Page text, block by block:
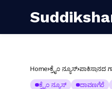
Home ಕ್ರೈಂ ನ್ಯೂಸ್ ಪಾಕಿಸ್ತಾನದ
ಕ್ರೈಂ ನ್ಯೂಸ್ ದಾವಣಗೆರೆ